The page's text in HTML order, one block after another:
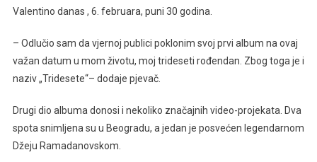
Valentino danas , 6. februara, puni 30 godina.
– Odlučio sam da vjernoj publici poklonim svoj prvi album na ovaj
važan datum u mom životu, moj trideseti rođendan. Zbog toga je i
naziv „Tridesete“– dodaje pjevač.
Drugi dio albuma donosi i nekoliko značajnih video-projekata. Dva
spota snimljena su u Beogradu, a jedan je posvećen legendarnom
Džeju Ramadanovskom.